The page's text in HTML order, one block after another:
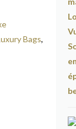
Bags,